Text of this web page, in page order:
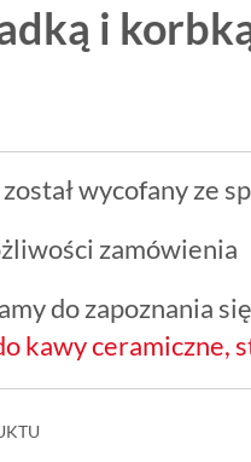
i
wycofany ze
zamówienia
do zapoznania
kawy ceramiczne,